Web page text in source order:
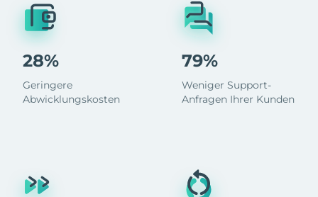
28%
Geringere
Abwicklungskosten
79%
Weniger Support-
Anfragen Ihrer Kunden